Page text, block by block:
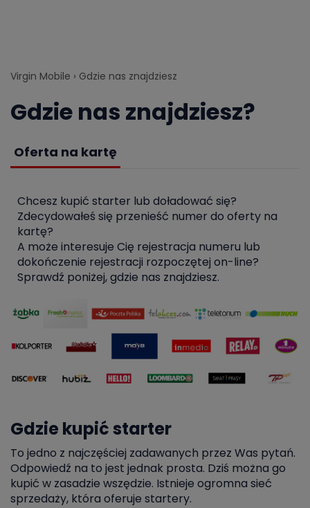
Virgin Mobile Gdzie nas znajdziesz
Gdzie nas znajdziesz?
Oferta na kartę
Chcesz kupić starter lub doładować się?
Zdecydowałeś się przenieść numer do oferty na
kartę?
A może interesuje Cię rejestracja numeru lub
dokończenie rejestracji rozpoczętej on-line?
Sprawdź poniżej, gdzie nas znajdziesz.
Gdzie kupić starter
To jedno z najczęściej zadawanych przez Was pytań.
Odpowiedź na to jest jednak prosta. Dziś można go
kupić w zasadzie wszędzie. Istnieje ogromna sieć
sprzedaży, która oferuje startery.